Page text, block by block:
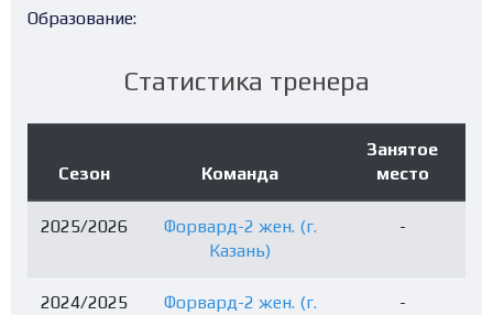
Образование:
Статистика тренера
Сезон Команда
Занятое
место
2025/2026
Форвард-2 жен. (г.
Казань)
-
2024/2025
Форвард-2 жен. (г.
-